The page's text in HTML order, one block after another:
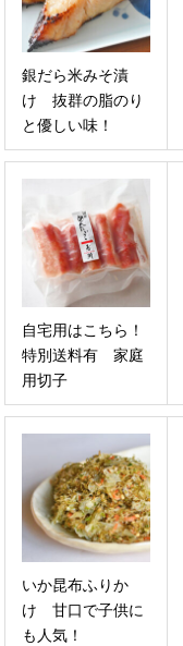
銀だら米みそ漬
け 抜群の脂のり
と優しい味！
自宅用はこちら！
特別送料有 家庭
用切子
いか昆布ふりか
け 甘口で子供に
も人気！